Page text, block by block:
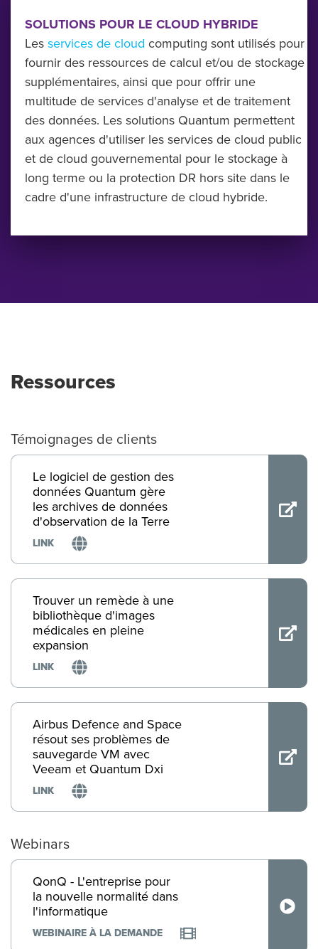
SOLUTIONS POUR LE CLOUD HYBRIDE
Lesservices de cloud computing sont utilisés pour
fournir des ressources de calcul et/ou de stockage
supplémentaires, ainsi que pour offrir une
multitude de services d'analyse et de traitement
des données. Les solutions Quantum permettent
aux agences d'utiliser les services de cloud public
et de cloud gouvernemental pour le stockage à
long terme ou la protection DR hors site dans le
cadre d'une infrastructure de cloud hybride.
Ressources
Témoignages de clients
Le logiciel de gestion des
données Quantum gère
les archives de données
d'observation de la Terre
LINK
Trouver un remède à une
bibliothèque d'images
médicales en pleine
expansion
LINK
Airbus Defence and Space
résout ses problèmes de
sauvegarde VM avec
Veeam et Quantum Dxi
LINK
Webinars
QonQ - L'entreprise pour
la nouvelle normalité dans
l'informatique
WEBINAIRE À LA DEMANDE